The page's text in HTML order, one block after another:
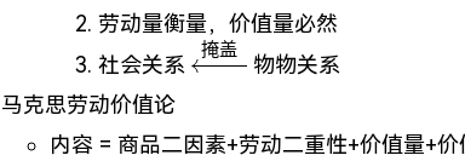
劳动量衡量，价值量必然
社会关系 \xleftarrow{掩
掩盖
物物关系
马克思劳动价值论
内容 = 商品二因素+劳动二重性+价值量+